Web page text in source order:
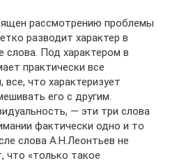
рассмотрению проблемы
разводит характер в
Под характером в
практически все
что характеризует
его с другим.
— эти три слова
фактически одно и то
слова А.Н.Леонтьев не
что «только такое